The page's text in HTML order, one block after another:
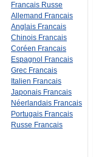
Francais Russe
Allemand Francais
Anglais Francais
Chinois Francais
Coréen Francais
Espagnol Francais
Grec Francais
Italien Francais
Japonais Francais
Néerlandais Francais
Portugais Francais
Russe Francais